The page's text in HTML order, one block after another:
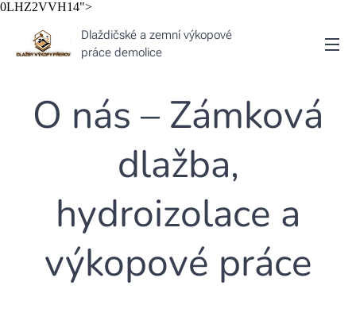
0LHZ2VVH14">
Dlaždičské a zemní výkopové
práce demolice
O nás – Zámková
dlažba,
hydroizolace a
výkopové práce